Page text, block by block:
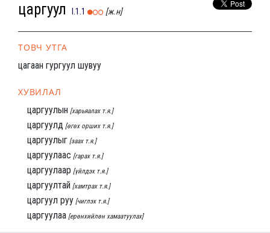
царгуул I.1.1 [ж.н]
ТОВЧ УТГА
цагаан гургуул шувуу
ХУВИЛАЛ
царгуулын [харьяалах т.я.]
царгуулд [өгөх орших т.я.]
царгуулыг [заах т.я.]
царгуулаас [гарах т.я.]
царгуулаар [үйлдэх т.я.]
царгуултай [хамтрах т.я.]
царгуул руу [чиглэх т.я.]
царгуулаа [ерөнхийлөн хамаатуулах]